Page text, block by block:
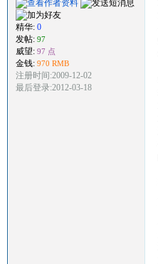
精华: 0
发帖: 97
威望: 97 点
金钱: 970 RMB
注册时间:2009-12-02
最后登录:2012-03-18